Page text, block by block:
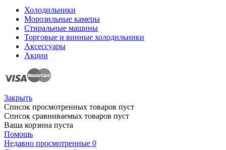
Холодильники
Морозильные камеры
Стиральные машины
Торговые и винные холодильники
Аксессуары
Акции
Закрыть
Список просмотренных товаров пуст
Список сравниваемых товаров пуст
Ваша корзина пуста
Помощь
Недавно просмотренные 0